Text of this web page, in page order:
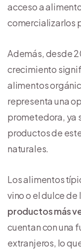
acceso a
comercializarlos
Además, desde
crecimiento
alimentos
representa una
prometedora, ya
productos de
naturales.
Los alimentos
vino o el dulce de
productos más
cuentan con una
extranjeros, lo